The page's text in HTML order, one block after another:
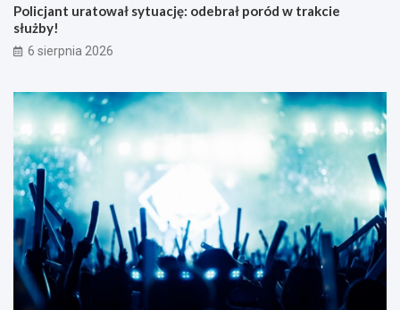
Policjant uratował sytuację: odebrał poród w trakcie
służby!
6 sierpnia 2026